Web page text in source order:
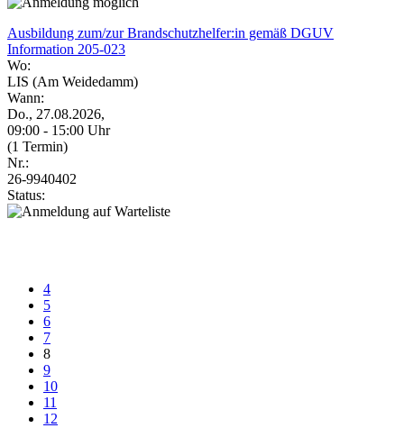
Ausbildung zum/zur Brandschutzhelfer:in gemäß DGUV
Information 205-023
Wo:
LIS (Am Weidedamm)
Wann:
Do., 27.08.2026,
09:00 - 15:00 Uhr
(1 Termin)
Nr.:
26-9940402
Status:
4
5
6
7
8
9
10
11
12